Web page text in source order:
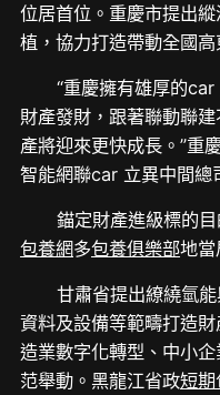
位居首位。重慶市提出
植，協力打造帶動全國
“重慶擁有雄厚的
財產發財，跟著聯動聯
產將迎來更快成長。”重
智能網聯car 立異中間總
錨定財產進級標的目
包養網多包養俱樂部地當
甘肅省提出繚繞氫
資料及設備等範疇打造
造業數字化轉型、中小
范舉動。黑龍江省政短期